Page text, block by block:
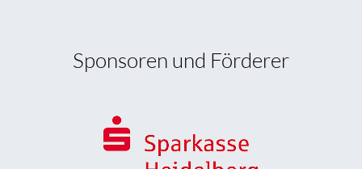
Sponsoren und Förderer